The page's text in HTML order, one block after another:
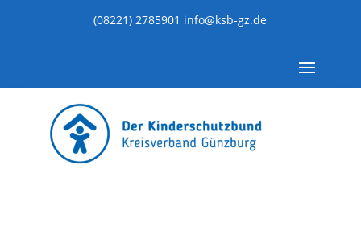
(08221) 2785901 info@ksb-gz.de